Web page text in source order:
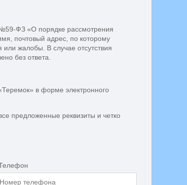
ФЗ «О порядке рассмотрения
почтовый адрес, по которому
жалобы. В случае отсутствия
без ответа.
в форме электронного
предложенные реквизиты и четко